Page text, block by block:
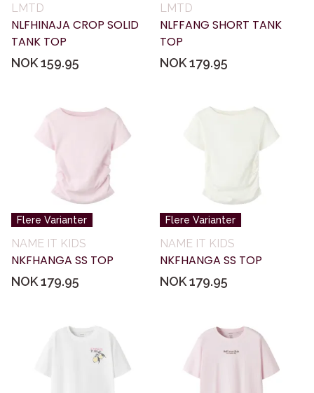
LMTD
NLFHINAJA CROP SOLID
TANK TOP
NOK 159.95
LMTD
NLFFANG SHORT TANK
TOP
NOK 179.95
Flere Varianter
NAME IT KIDS
NKFHANGA SS TOP
NOK 179.95
Flere Varianter
NAME IT KIDS
NKFHANGA SS TOP
NOK 179.95